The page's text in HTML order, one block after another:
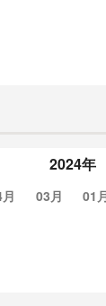
2024年
03月 01